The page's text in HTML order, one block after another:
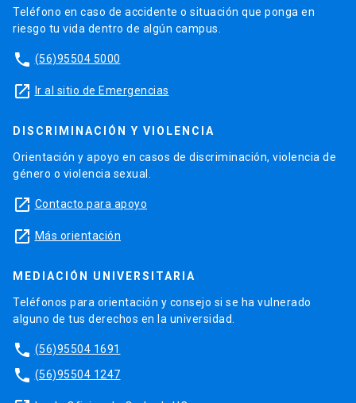
Teléfono en caso de accidente o situación que ponga en
riesgo tu vida dentro de algún campus.
phone (56)95504 5000
launch Ir al sitio de Emergencias
DISCRIMINACIÓN Y VIOLENCIA
Orientación y apoyo en casos de discriminación, violencia de
género o violencia sexual.
launch Contacto para apoyo
launch Más orientación
MEDIACIÓN UNIVERSITARIA
Teléfonos para orientación y consejo si se ha vulnerado
alguno de tus derechos en la universidad.
phone (56)95504 1691
phone (56)95504 1247